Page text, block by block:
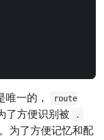
唯一的，
route
了方便识别被 .
为了方便记忆和配